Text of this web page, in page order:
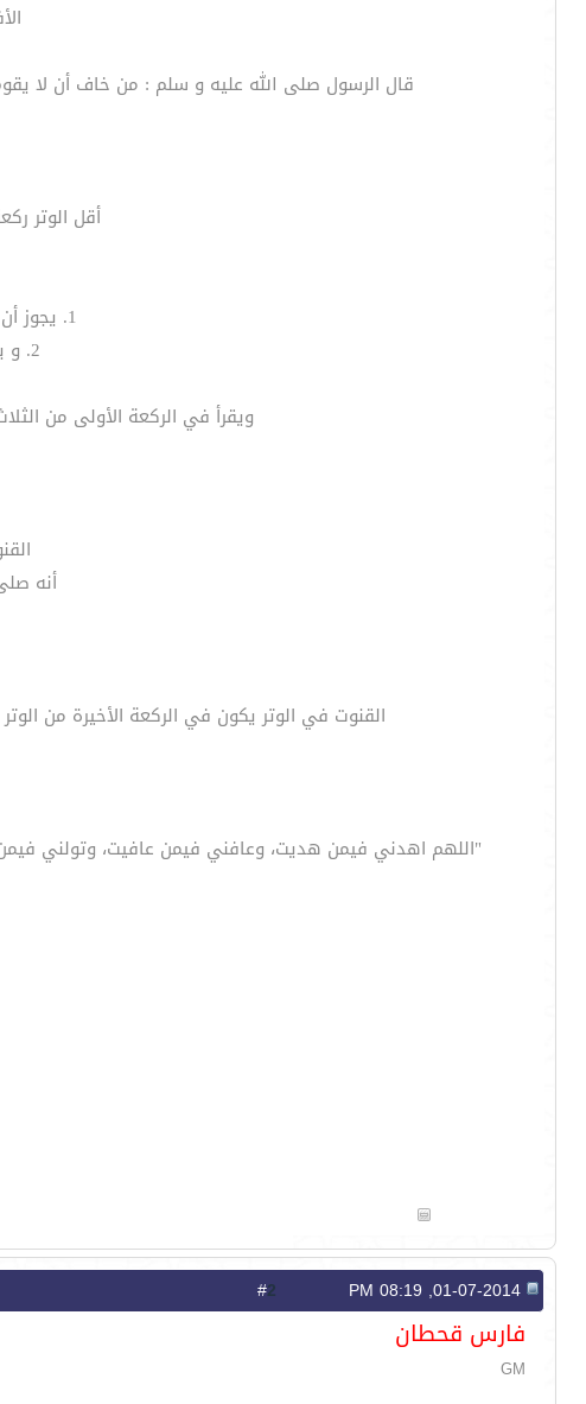
قال الرسول صلى الله عليه و سلم : من خاف أن لا
أقل الوتر
1. يجوز أن يصلي ركعتين ويسلّم وتسمى (الشفع)، ثم يأتي بواحدة ويسلم ،
2. و يجوز أن يجعلها بسلام واحد ، لكن بتشهد واحد لا بتشهدين .
ويقرأ في الركعة الأولى من
أنه
القنوت في الوتر يكون في الركعة الأخيرة من
"اللهم اهدني فيمن هديت، وعافني فيمن عافيت، وتولني
2
فارس قحطان
GM